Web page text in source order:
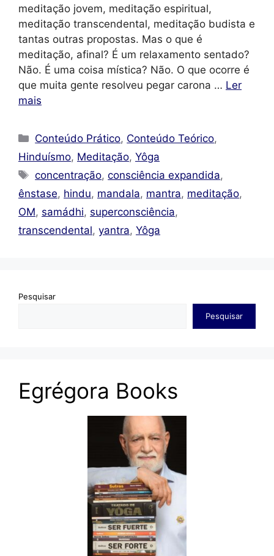
meditação jovem, meditação espiritual,
meditação transcendental, meditação budista e
tantas outras propostas. Mas o que é
meditação, afinal? É um relaxamento sentado?
Não. É uma coisa mística? Não. O que ocorre é
que muita gente resolveu pegar carona … Ler
mais
Categorias
Conteúdo Prático, Conteúdo Teórico,
Hinduísmo, Meditação, Yôga
Tags
concentração,consciência expandida,
ênstase, hindu, mandala, mantra, meditação,
OM, samádhi, superconsciência,
transcendental, yantra, Yôga
Pesquisar
Pesquisar
Egrégora Books